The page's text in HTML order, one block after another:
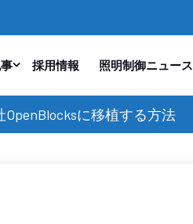
採用情報 照明制御ニュース
に移植する方法